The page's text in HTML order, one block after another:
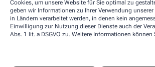
Cookies, um unsere Website für Sie optimal zu
geben wir Informationen zu Ihrer Verwendung
in Ländern verarbeitet werden, in denen kein
Einwilligung zur Nutzung dieser Dienste auch der
Abs. 1 lit. a DSGVO zu. Weitere Informationen können
benötigt intensive Pflege und